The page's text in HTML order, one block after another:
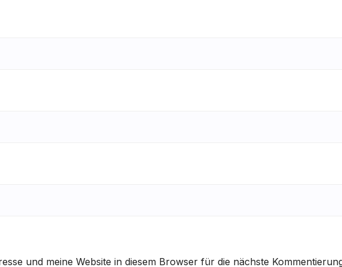
und meine Website in diesem Browser für die nächste